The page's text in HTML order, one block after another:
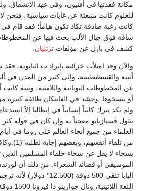
مكانة فقدتها في أفنيون، وفي عهد الانشقاق.
للعلوم كانت منبعثة عن غايات سياسية، فنحن
كانت رغبة صادقة تكاد تكون هياماً؛ فقد قام في
شاقة فوق جبال الألب بحث فيها عن
كشف في بازل عن مؤلفات ترتليان.
والآن وقد امتلأت خزائنه بإيرادات البابويةـ
أثينة والقسطنطينية، وإلى كثير من المدن في
عن المخطوطات اليونانية واللاتينية، وثنية
أو ينسخوها. وحشد في الفاتيكان طائفة كبيرة
ولم يكد يترك كاتباً إنسانياً في إيطاليا إلاّ
يقول فسبازيانو معجباً به وإن كان في قوله كثر
العلماء من جميع أنحاء العالم على روما في
من تلقاء
بسخاء لا يقل عن سخاء خلفاء المسلمين
الموسيقى أو قصائد الشعراء. من ذلك أن
البابا تلقّى 500 دوقة
اللغة